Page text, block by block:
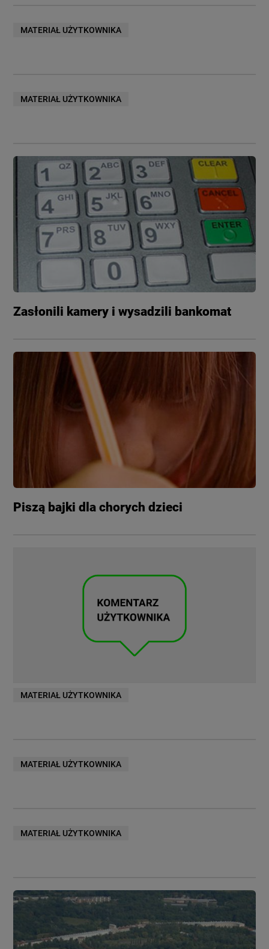
MATERIAŁ UŻYTKOWNIKA
MATERIAŁ UŻYTKOWNIKA
Zasłonili kamery i wysadzili bankomat
Piszą bajki dla chorych dzieci
MATERIAŁ UŻYTKOWNIKA
MATERIAŁ UŻYTKOWNIKA
MATERIAŁ UŻYTKOWNIKA